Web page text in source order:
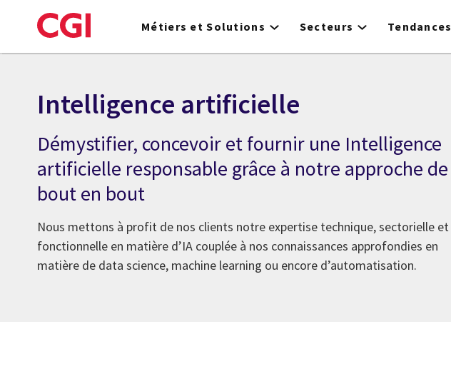
to
Métiers et Solutions Secteurs Tendances
Intelligence artificielle
Démystifier, concevoir et fournir une Intelligence
artificielle responsable grâce à notre approche de
bout en bout
Nous mettons à profit de nos clients notre expertise technique, sectorielle et
fonctionnelle en matière d’IA couplée à nos connaissances approfondies en
matière de data science, machine learning ou encore d’automatisation.